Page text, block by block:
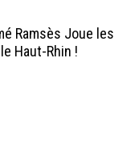
Ramsès Joue les
Haut-Rhin !